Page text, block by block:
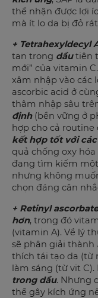
thể nhận được lợi
mà ít lo da bị đỏ
+ Tetrahexyldecyl
tan trong dầutiên
mới” của vitamin
xâm nhập vào các
ascorbic acid ở
thâm nhập sâu
định(bền vững ở
hợp cho cả
kết hợp tốt với
quả chống oxy
đang tìm kiếm
nhưng không
chọn đáng cân
+ Retinyl
hơn, trong đó
(vitamin A). Về lý
sẽ phân giải thành
thích tái tạo da (từ
làm sáng (từ vit
trong dầu. Nhưng
thể gây kích ứng